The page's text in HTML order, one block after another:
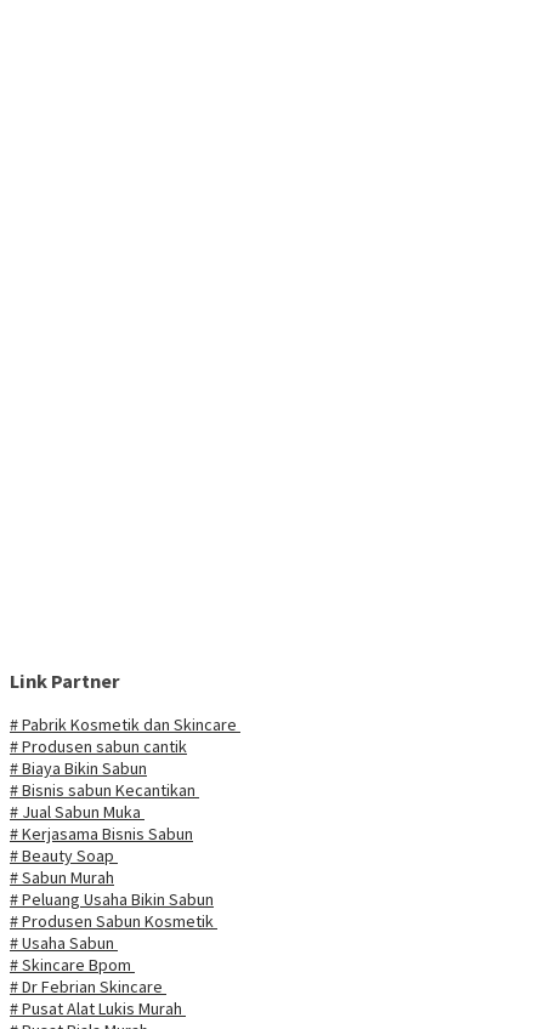
Link Partner
# Pabrik Kosmetik dan Skincare
# Produsen sabun cantik
# Biaya Bikin Sabun
# Bisnis sabun Kecantikan
# Jual Sabun Muka
# Kerjasama Bisnis Sabun
# Beauty Soap
# Sabun Murah
# Peluang Usaha Bikin Sabun
# Produsen Sabun Kosmetik
# Usaha Sabun
# Skincare Bpom
# Dr Febrian Skincare
# Pusat Alat Lukis Murah